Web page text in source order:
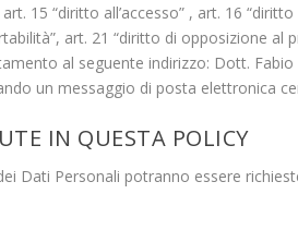
15 “diritto all’accesso” , art. 16
art. 21 “diritto di opposizione
al seguente indirizzo: Dott.
un messaggio di posta elettronica
IN QUESTA POLICY
Dati Personali potranno essere